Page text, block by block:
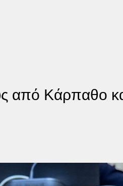
από Κάρπαθο